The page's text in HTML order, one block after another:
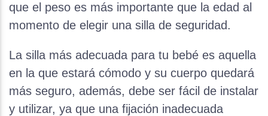
que el peso es más importante que la edad al
momento de elegir una silla de seguridad.
La silla más adecuada para tu bebé es aquella
en la que estará cómodo y su cuerpo quedará
más seguro, además, debe ser fácil de instalar
y utilizar, ya que una fijación inadecuada